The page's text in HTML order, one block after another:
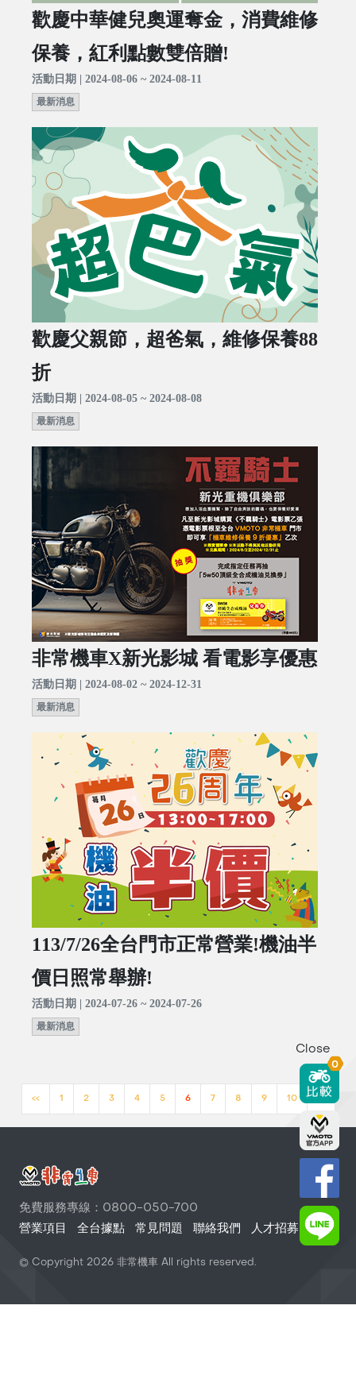
歡慶中華健兒奧運奪金，消費維修
保養，紅利點數雙倍贈!
活動日期 | 2024-08-06 ~ 2024-08-11
最新消息
歡慶父親節，超爸氣，維修保養88
折
活動日期 | 2024-08-05 ~ 2024-08-08
最新消息
非常機車X新光影城 看電影享優惠
活動日期 | 2024-08-02 ~ 2024-12-31
最新消息
113/7/26全台門市正常營業!機油半
價日照常舉辦!
活動日期 | 2024-07-26 ~ 2024-07-26
最新消息
<< 1 2 3 4 5 6 7 8 9 10 >>
免費服務專線：0800-050-700
營業項目
全台據點 常見問題 聯絡我們 人才招募
© Copyright 2026 非常機車 All rights reserved.
Close
0